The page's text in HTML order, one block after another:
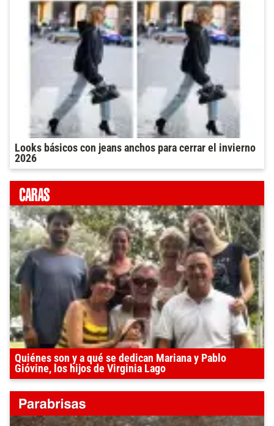
Looks básicos con jeans anchos para cerrar el invierno
2026
Quiénes son y a qué se dedican Mariana y Pablo
Gióvine, los hijos de Virginia Lago